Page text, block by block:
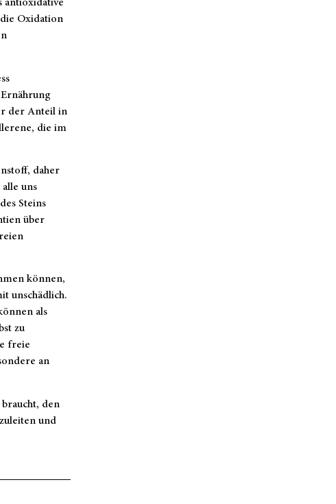
antioxidative
Oxidation
der Anteil in
die im
daher
uns
Steins
über
können,
unschädlich.
als
zu
freie
an
den
und